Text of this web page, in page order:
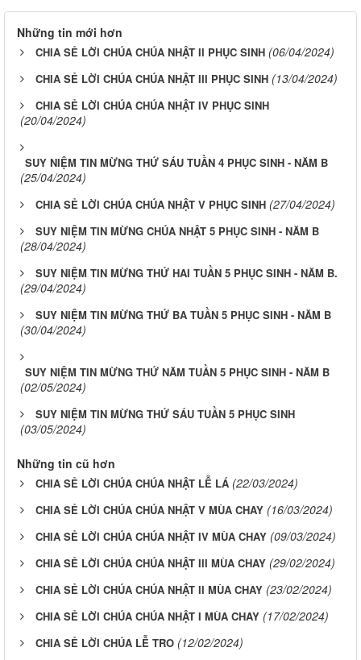
Những tin mới hơn
CHIA SẺ LỜI CHÚA CHÚA NHẬT II PHỤC SINH (06/04/2024)
CHIA SẺ LỜI CHÚA CHÚA NHẬT III PHỤC SINH (13/04/2024)
CHIA SẺ LỜI CHÚA CHÚA NHẬT IV PHỤC SINH
(20/04/2024)
SUY NIỆM TIN MỪNG THỨ SÁU TUẦN 4 PHỤC SINH - NĂM B
(25/04/2024)
CHIA SẺ LỜI CHÚA CHÚA NHẬT V PHỤC SINH (27/04/2024)
SUY NIỆM TIN MỪNG CHÚA NHẬT 5 PHỤC SINH - NĂM B
(28/04/2024)
SUY NIỆM TIN MỪNG THỨ HAI TUẦN 5 PHỤC SINH - NĂM B.
(29/04/2024)
SUY NIỆM TIN MỪNG THỨ BA TUẦN 5 PHỤC SINH - NĂM B
(30/04/2024)
SUY NIỆM TIN MỪNG THỨ NĂM TUẦN 5 PHỤC SINH - NĂM B
(02/05/2024)
SUY NIỆM TIN MỪNG THỨ SÁU TUẦN 5 PHỤC SINH
(03/05/2024)
Những tin cũ hơn
CHIA SẺ LỜI CHÚA CHÚA NHẬT LỄ LÁ (22/03/2024)
CHIA SẺ LỜI CHÚA CHÚA NHẬT V MÙA CHAY (16/03/2024)
CHIA SẺ LỜI CHÚA CHÚA NHẬT IV MÙA CHAY (09/03/2024)
CHIA SẺ LỜI CHÚA CHÚA NHẬT III MÙA CHAY (29/02/2024)
CHIA SẺ LỜI CHÚA CHÚA NHẬT II MÙA CHAY (23/02/2024)
CHIA SẺ LỜI CHÚA CHÚA NHẬT I MÙA CHAY (17/02/2024)
CHIA SẺ LỜI CHÚA LỄ TRO (12/02/2024)